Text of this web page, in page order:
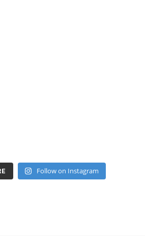
Follow on Instagram